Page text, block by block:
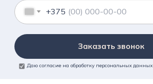
+375
Заказать звонок
Даю согласие на обработку персональных данных